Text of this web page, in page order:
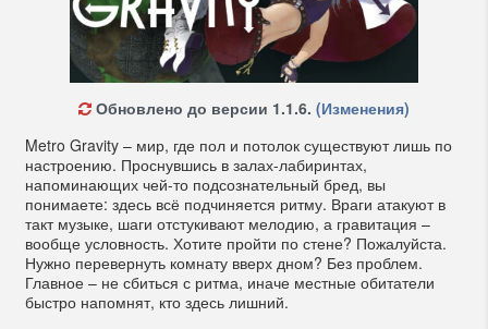
Обновлено до версии 1.1.6. (Изменения)
Metro Gravity – мир, где пол и потолок существуют лишь по
настроению. Проснувшись в залах-лабиринтах,
напоминающих чей-то подсознательный бред, вы
понимаете: здесь всё подчиняется ритму. Враги атакуют в
такт музыке, шаги отстукивают мелодию, а гравитация –
вообще условность. Хотите пройти по стене? Пожалуйста.
Нужно перевернуть комнату вверх дном? Без проблем.
Главное – не сбиться с ритма, иначе местные обитатели
быстро напомнят, кто здесь лишний.